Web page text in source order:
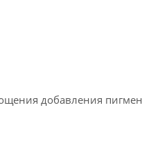
добавления